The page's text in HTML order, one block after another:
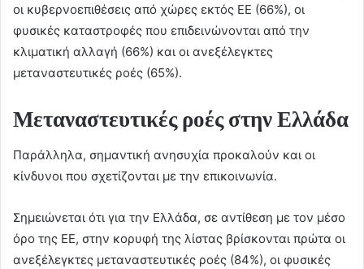
οι κυβερνοεπιθέσεις από χώρες εκτός ΕΕ (66%), οι
φυσικές καταστροφές που επιδεινώνονται από την
κλιματική αλλαγή (66%) και οι ανεξέλεγκτες
μεταναστευτικές ροές (65%).
Μεταναστευτικές ροές στην Ελλάδα
Παράλληλα, σημαντική ανησυχία προκαλούν και οι
κίνδυνοι που σχετίζονται με την επικοινωνία.
Σημειώνεται ότι για την Ελλάδα, σε αντίθεση με τον μέσο
όρο της ΕΕ, στην κορυφή της λίστας βρίσκονται πρώτα οι
ανεξέλεγκτες μεταναστευτικές ροές (84%), οι φυσικές